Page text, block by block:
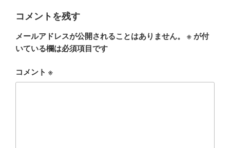
コメントを残す
メールアドレスが公開されることはありません。 ※が付
いている欄は必須項目です
コメント ※